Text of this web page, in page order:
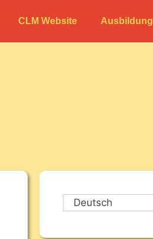
CLM Website Ausbildung
Deutsch